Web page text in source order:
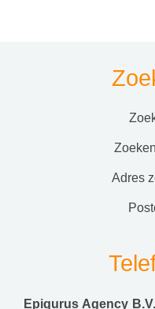
adres
Epiqurus Agency B.V.